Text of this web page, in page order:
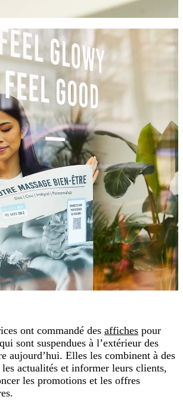
ont commandé des affiches pour
sont suspendues à l’extérieur des
aujourd’hui. Elles les combinent à des
actualités et informer leurs clients,
les promotions et les offres